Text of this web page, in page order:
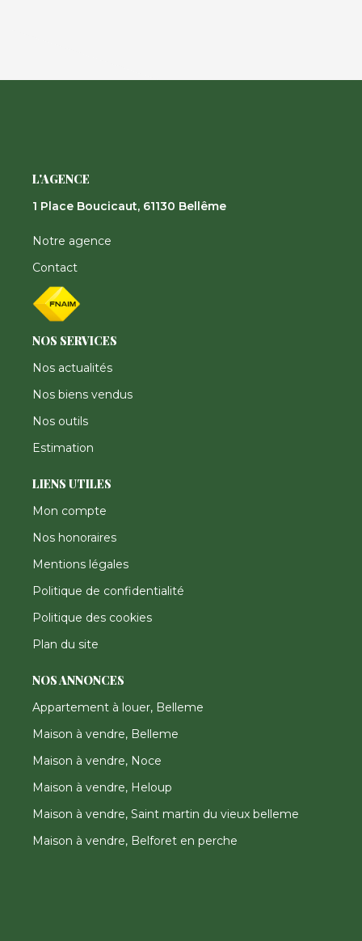
L'AGENCE
1 Place Boucicaut, 61130 Bellême
Notre agence
Contact
NOS SERVICES
Nos actualités
Nos biens vendus
Nos outils
Estimation
LIENS UTILES
Mon compte
Nos honoraires
Mentions légales
Politique de confidentialité
Politique des cookies
Plan du site
NOS ANNONCES
Appartement à louer, Belleme
Maison à vendre, Belleme
Maison à vendre, Noce
Maison à vendre, Heloup
Maison à vendre, Saint martin du vieux belleme
Maison à vendre, Belforet en perche